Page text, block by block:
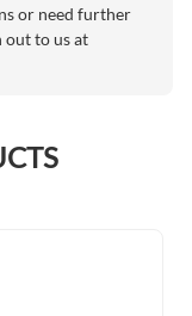
or need further
out to us at